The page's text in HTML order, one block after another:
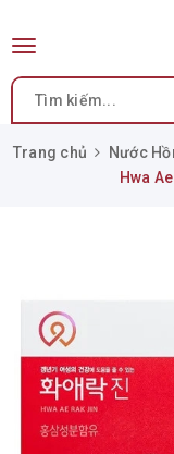
Toggle
Trang chủ Nước
Hwa